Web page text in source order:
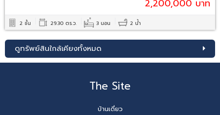
2,200,000 บาท
2 ชั้น 29.30 ตร.ว. 3 นอน 2 น้ำ
ดูทรัพย์สินใกล้เคียงทั้งหมด
The Site
บ้านเดี่ยว